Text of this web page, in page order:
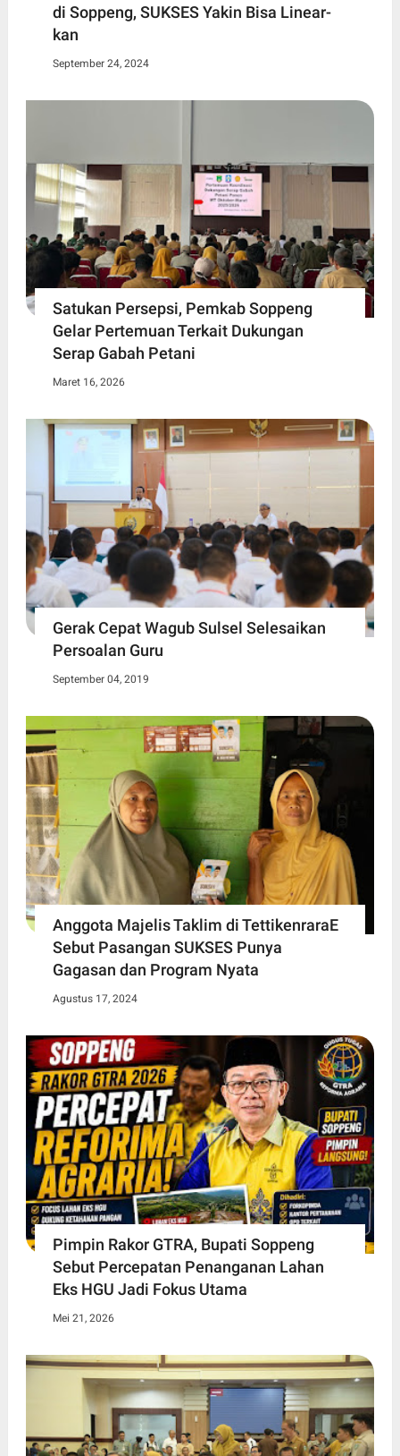
di Soppeng, SUKSES Yakin Bisa Linear-
kan
September 24, 2024
Satukan Persepsi, Pemkab Soppeng
Gelar Pertemuan Terkait Dukungan
Serap Gabah Petani
Maret 16, 2026
Gerak Cepat Wagub Sulsel Selesaikan
Persoalan Guru
September 04, 2019
Anggota Majelis Taklim di TettikenraraE
Sebut Pasangan SUKSES Punya
Gagasan dan Program Nyata
Agustus 17, 2024
Pimpin Rakor GTRA, Bupati Soppeng
Sebut Percepatan Penanganan Lahan
Eks HGU Jadi Fokus Utama
Mei 21, 2026